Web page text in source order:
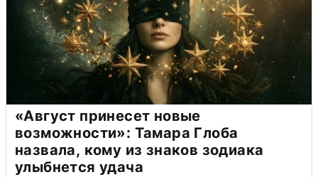
«Август принесет новые
возможности»: Тамара Глоба
назвала, кому из знаков зодиака
улыбнется удача